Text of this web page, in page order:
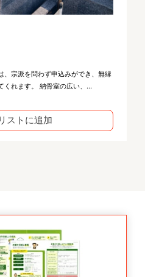
、宗派を問わず申込みができ、無縁
くれます。 納骨室の広い、...
ストに追加